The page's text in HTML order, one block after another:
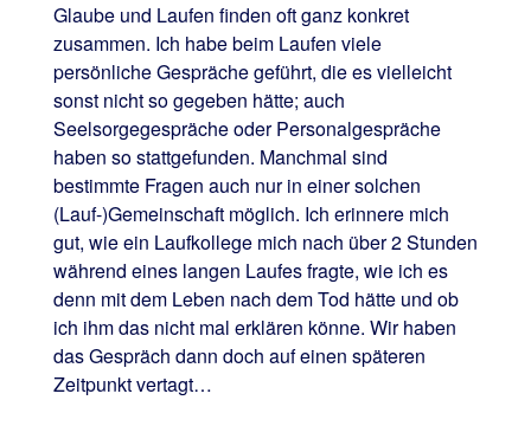
Glaube und Laufen finden oft ganz konkret
zusammen. Ich habe beim Laufen viele
persönliche Gespräche geführt, die es vielleicht
sonst nicht so gegeben hätte; auch
Seelsorgegespräche oder Personalgespräche
haben so stattgefunden. Manchmal sind
bestimmte Fragen auch nur in einer solchen
(Lauf-)Gemeinschaft möglich. Ich erinnere mich
gut, wie ein Laufkollege mich nach über 2 Stunden
während eines langen Laufes fragte, wie ich es
denn mit dem Leben nach dem Tod hätte und ob
ich ihm das nicht mal erklären könne. Wir haben
das Gespräch dann doch auf einen späteren
Zeitpunkt vertagt…